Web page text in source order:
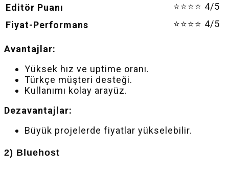
Editör Puanı
⭐⭐⭐⭐ 4/5
Fiyat-Performans
⭐⭐⭐⭐ 4/5
Avantajlar:
Yüksek hız ve uptime oranı.
Türkçe müşteri desteği.
Kullanımı kolay arayüz.
Dezavantajlar:
Büyük projelerde fiyatlar yükselebilir.
2) Bluehost